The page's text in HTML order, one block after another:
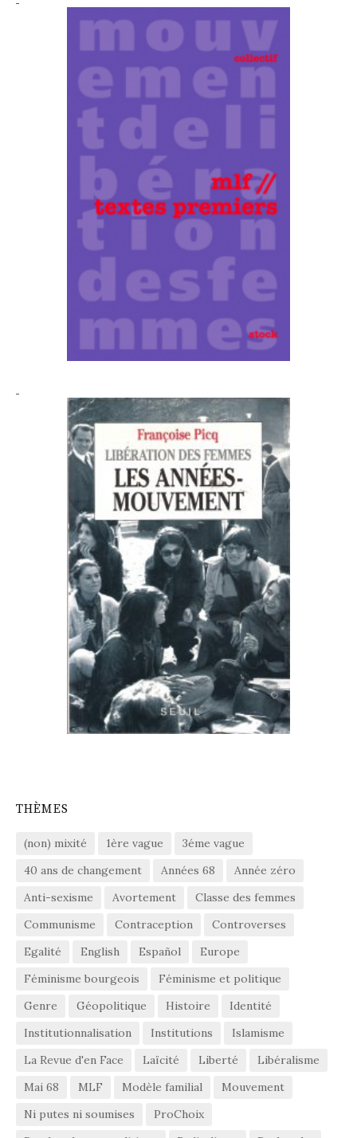
THÈMES
(non) mixité 1ère vague
3éme vague
40 ans de changement
Années 68
Année zéro
Anti-sexisme
Avortement
Classe des femmes
Communisme
Contraception
Controverses
Egalité
English Español
Europe
Féminisme bourgeois
Féminisme et politique
Genre
Géopolitique Histoire
Identité
Institutionnalisation
Institutions
Islamisme
La Revue d'en Face
Laïcité Liberté
Libéralisme
Mai 68
MLF Modèle familial
Mouvement
Ni putes ni soumises
ProChoix